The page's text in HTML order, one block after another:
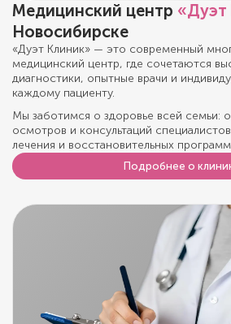
Медицинский центр «Дуэт
Новосибирске
«Дуэт Клиник» — это современный
медицинский центр, где сочетаются
диагностики, опытные врачи и
каждому пациенту.
Мы заботимся о здоровье всей семьи:
осмотров и консультаций
лечения и восстановительных
Подробнее о